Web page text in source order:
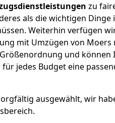
zu
als die wichtigen Dinge
Weiterhin verfügen
mit Umzügen von Moers
und können
jedes Budget eine
ausgewählt, wir